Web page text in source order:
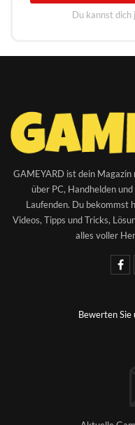
Du kannst dich
GAMEYARD ist dein Magazin
über PC, Handhelden
Laufenden. Du bekommst
Videos, Tipps und Tricks,
alles voller
Bewerten Sie